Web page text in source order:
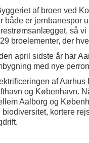
af broen ved
både er jernbanespor
så vi
broelementer, der
april sidste år har
med nye
af
og København.
Aalborg og
biodiversitet, kortere